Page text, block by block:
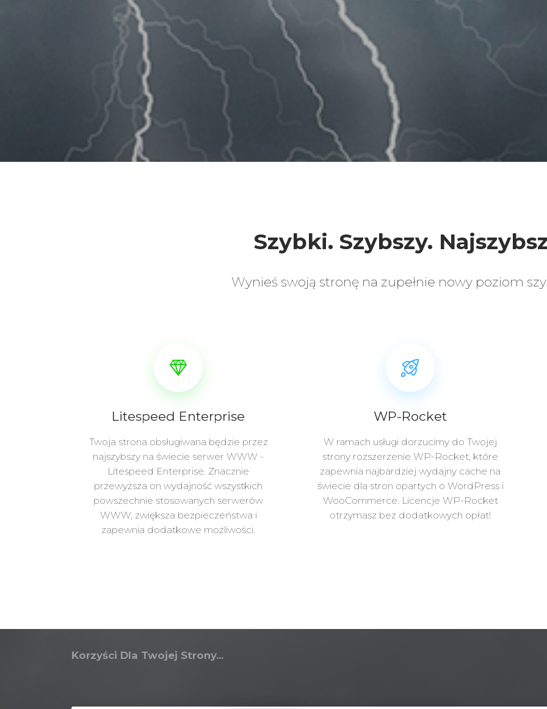
Szybki. Szybszy.
Wynieś swoją stronę na zupełnie nowy poziom
Litespeed Enterprise
Twoja strona obsługiwana będzie przez
najszybszy na świecie serwer WWW -
Litespeed Enterprise. Znacznie
przewyższa on wydajność wszystkich
powszechnie stosowanych serwerów
WWW, zwiększa bezpieczeństwa i
zapewnia dodatkowe możliwości.
WP-Rocket
W ramach usługi dorzucimy do Twojej
strony rozszerzenie WP-Rocket, które
zapewnia najbardziej wydajny cache na
świecie dla stron opartych o WordPress i
WooCommerce. Licencje WP-Rocket
otrzymasz bez dodatkowych opłat!
Korzyści Dla Twojej Strony...